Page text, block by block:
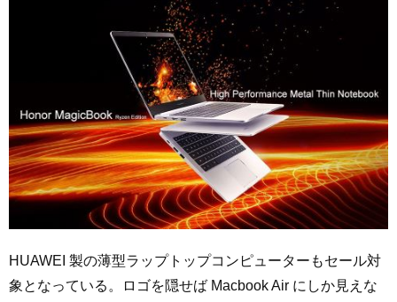
HUAWEI 製の薄型ラップトップコンピューターもセール対
象となっている。ロゴを隠せば Macbook Air にしか見えな